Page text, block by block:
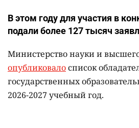
В этом году для участия в
подали более 127 тысяч
Министерство науки и
опубликовалосписок
государственных
2026-2027 учебный год.